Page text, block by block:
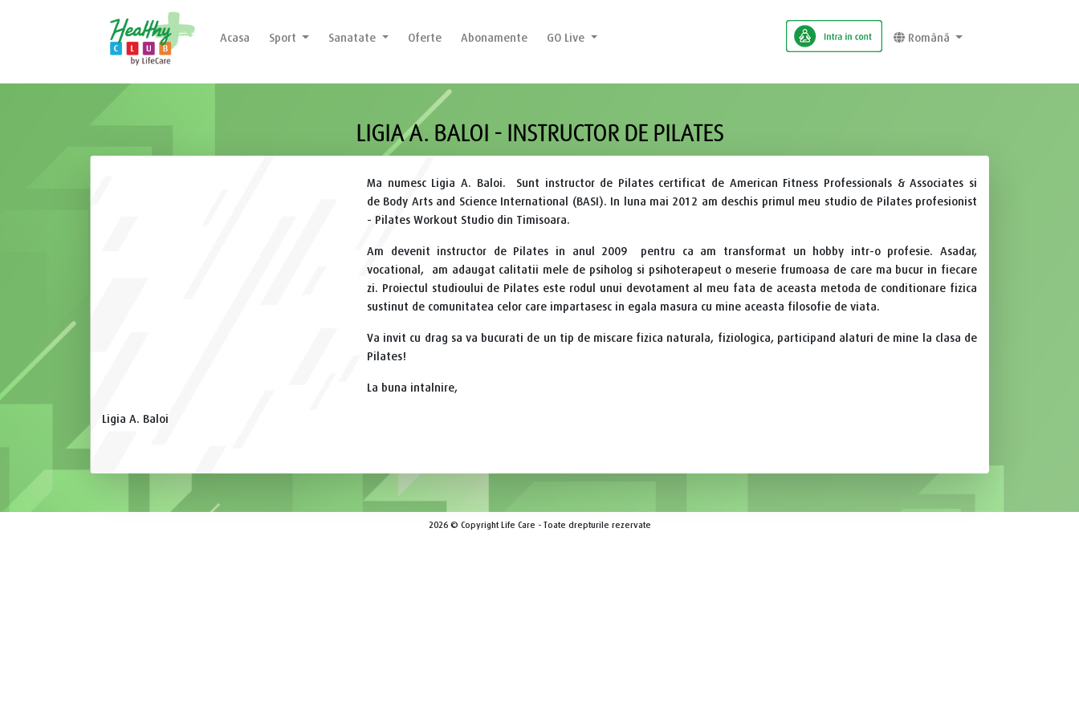
Acasa Sport Sanatate Oferte Abonamente GO Live Română
LIGIA A. BALOI - INSTRUCTOR DE PILATES
Ma numesc Ligia A. Baloi. Sunt instructor de Pilates certificat de American Fitness Professionals & Associates si
de Body Arts and Science International (BASI). In luna mai 2012 am deschis primul meu studio de Pilates profesionist
- Pilates Workout Studio din Timisoara.
Am devenit instructor de Pilates in anul 2009 pentru ca am transformat un hobby intr-o profesie. Asadar,
vocational, am adaugat calitatii mele de psiholog si psihoterapeut o meserie frumoasa de care ma bucur in fiecare
zi. Proiectul studioului de Pilates este rodul unui devotament al meu fata de aceasta metoda de conditionare fizica
sustinut de comunitatea celor care impartasesc in egala masura cu mine aceasta filosofie de viata.
Va invit cu drag sa va bucurati de un tip de miscare fizica naturala, fiziologica, participand alaturi de mine la clasa de
Pilates!
La buna intalnire,
Ligia A. Baloi
2026 © Copyright Life Care - Toate drepturile rezervate